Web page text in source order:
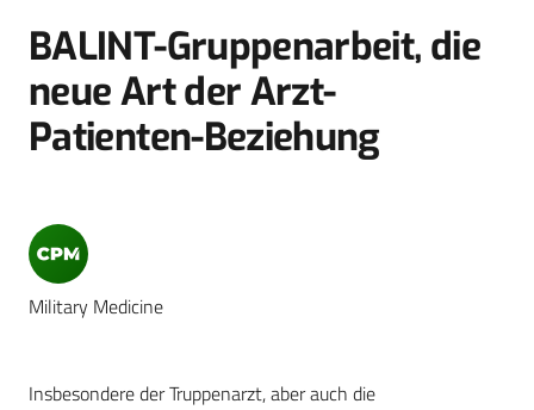
BALINT-Gruppenarbeit, die
neue Art der Arzt-
Patienten-Beziehung
Military Medicine
Insbesondere der Truppenarzt, aber auch die